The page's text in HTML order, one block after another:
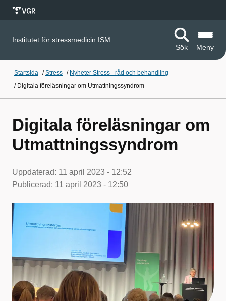
Institutet för stressmedicin ISM
Sök
Meny
Startsida /Stress / Nyheter Stress - råd och behandling
/ Digitala föreläsningar om Utmattningssyndrom
Digitala föreläsningar om
Utmattningssyndrom
Uppdaterad: 11 april 2023 - 12:52
Publicerad: 11 april 2023 - 12:50